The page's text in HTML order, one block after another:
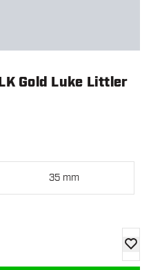
Gold Luke Littler
35 mm